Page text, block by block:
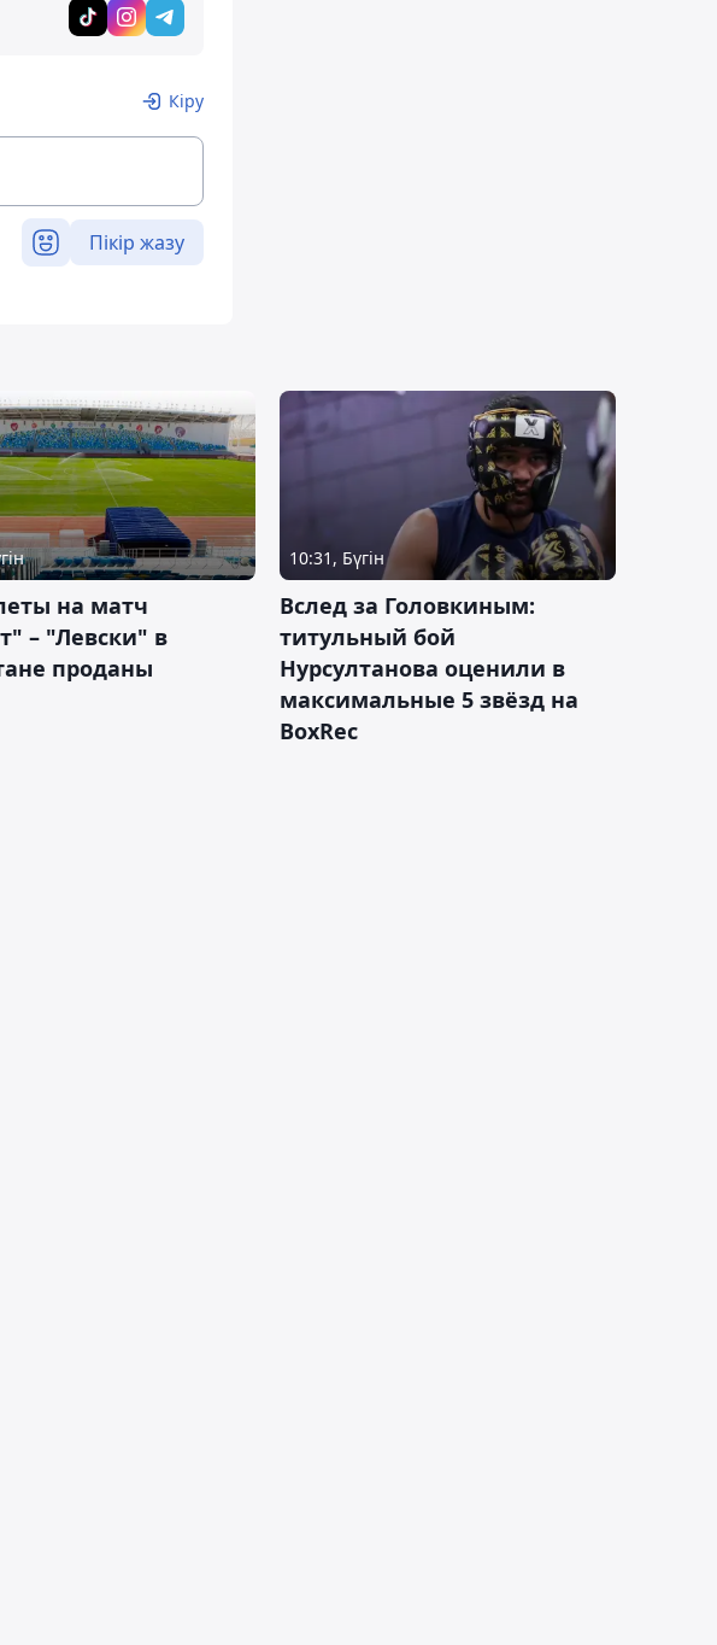
Кіру
Пікір жазу
на матч
– "Левски" в
проданы
10:31, Бүгін
Вслед за Головкиным:
титульный бой
Нурсултанова оценили в
максимальные 5 звёзд на
BoxRec